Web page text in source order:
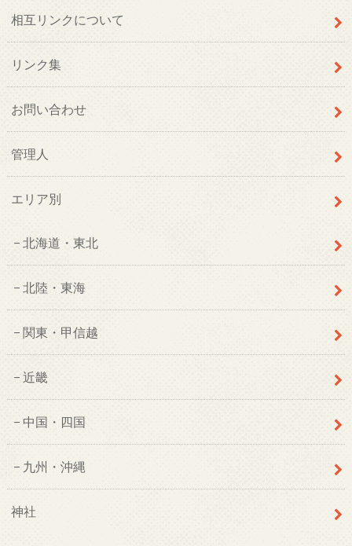
相互リンクについて
リンク集
お問い合わせ
管理人
エリア別
北海道・東北
北陸・東海
関東・甲信越
近畿
中国・四国
九州・沖縄
神社